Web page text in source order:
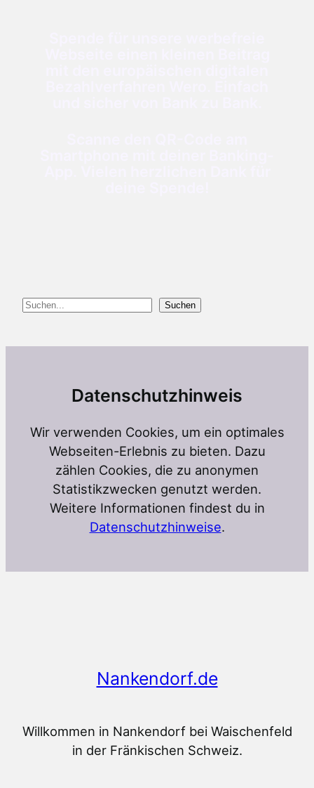
Suchen Suchen
Datenschutzhinweis
Wir verwenden Cookies, um ein optimales
Webseiten-Erlebnis zu bieten. Dazu
zählen Cookies, die zu anonymen
Statistikzwecken genutzt werden.
Weitere Informationen findest du in
Datenschutzhinweise.
Nankendorf.de
Willkommen in Nankendorf bei Waischenfeld
in der Fränkischen Schweiz.